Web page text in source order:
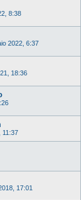
8:38
2022, 6:37
18:36
11:37
17:01